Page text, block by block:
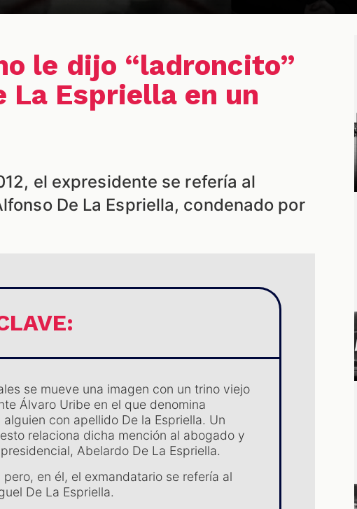
le dijo “ladroncito”
La Espriella en un
el expresidente se refería al
De La Espriella, condenado por
se mueve una imagen con un trino viejo
Álvaro Uribe en el que denomina
alguien con apellido De la Espriella. Un
relaciona dicha mención al abogado y
Abelardo De La Espriella.
pero, en él, el exmandatario se refería al
De La Espriella.